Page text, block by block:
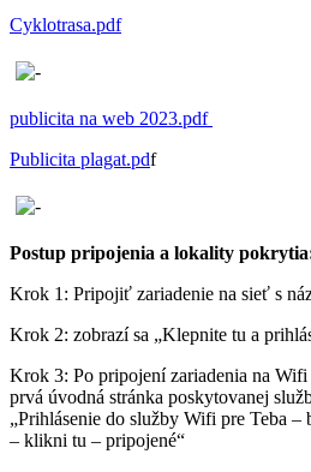
Cyklotrasa.pdf
publicita na web 2023.pdf
Publicita plagat.pdf
Postup pripojenia a lokality
Krok 1: Pripojiť zariadenie na sieť s
Krok 2: zobrazí sa „Klepnite tu a
Krok 3: Po pripojení zariadenia na Wifi
prvá úvodná stránka poskytovanej
„Prihlásenie do služby Wifi pre Teba –
– klikni tu – pripojené“